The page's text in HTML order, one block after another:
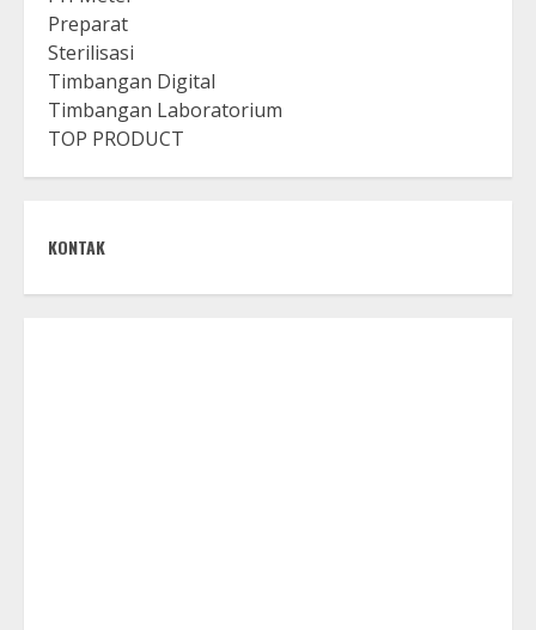
Preparat
Sterilisasi
Timbangan Digital
Timbangan Laboratorium
TOP PRODUCT
KONTAK